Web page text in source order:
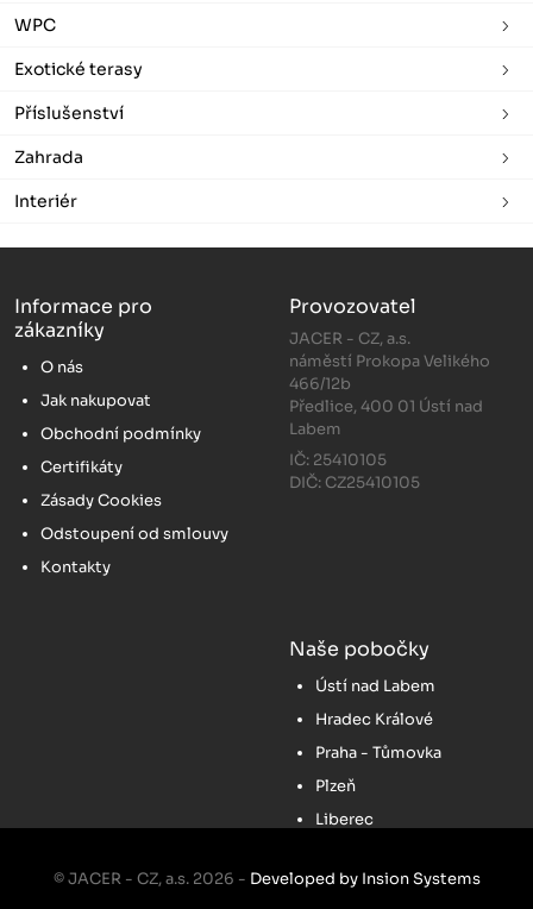
WPC
Exotické terasy
Příslušenství
Zahrada
Interiér
Informace pro
zákazníky
O nás
Jak nakupovat
Obchodní podmínky
Certifikáty
Zásady Cookies
Odstoupení od smlouvy
Kontakty
Provozovatel
JACER - CZ, a.s.
náměstí Prokopa Velikého
466/12b
Předlice, 400 01 Ústí nad
Labem
IČ: 25410105
DIČ: CZ25410105
Naše pobočky
Ústí nad Labem
Hradec Králové
Praha - Tůmovka
Plzeň
Liberec
© JACER - CZ, a.s. 2026 - Developed by Insion Systems